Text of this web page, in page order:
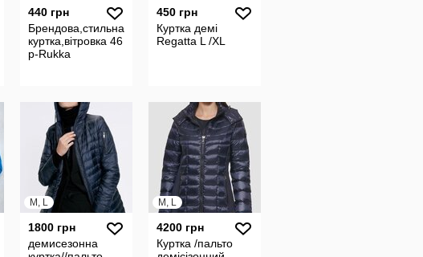
440 грн
Брендова,стильна
куртка,вітровка 46
р-Rukka
450 грн
Куртка демі
Regatta L /XL
M, L
1800 грн
демисезонна
M, L
4200 грн
Куртка /пальто